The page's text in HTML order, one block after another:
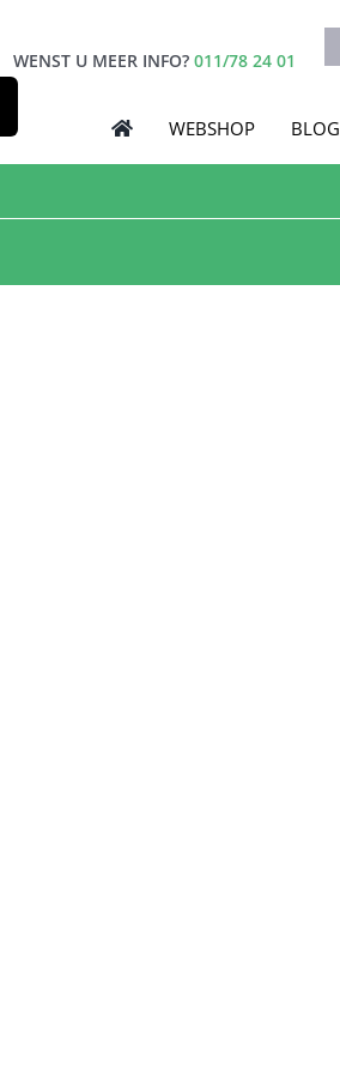
WENST U MEER INFO? 011/78 24 01
WEBSHOP BLOG